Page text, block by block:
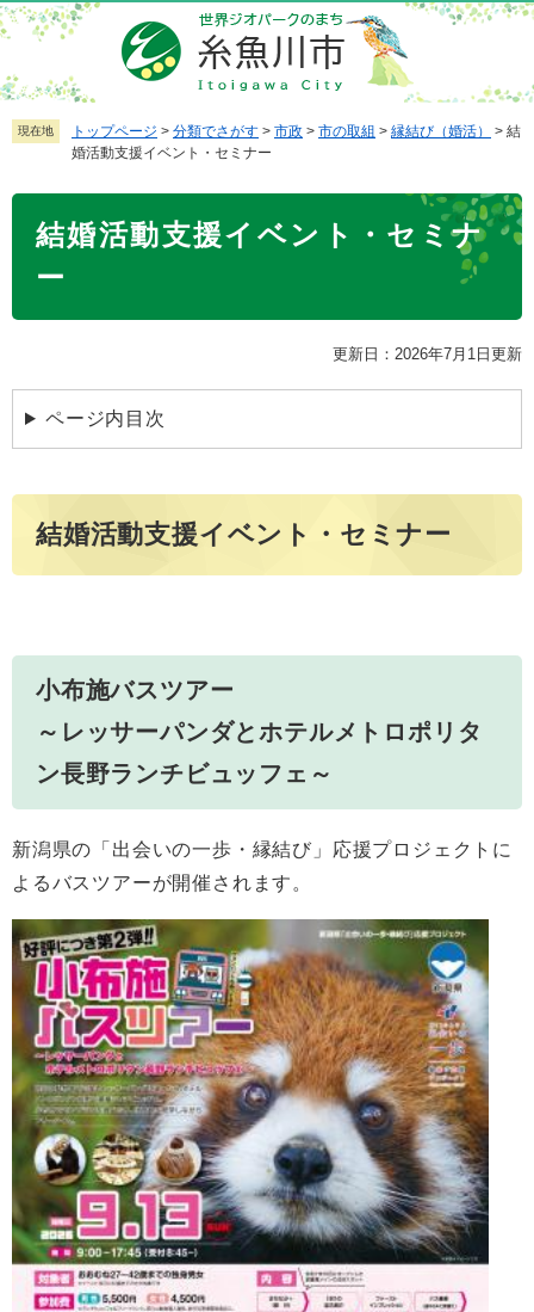
ペ
ー
ジ
の
先
メ
ニ
ュ
ー
を現在地 トップページ > 分類でさがす > 市政 > 市の取組 > 縁結び（婚活） > 結
婚活動支援イベント・セミナー
結婚活動支援イベント・セミナ
ー
更新日：2026年7月1日更新
ページ内目次
結婚活動支援イベント・セミナー
小布施バスツアー
～レッサーパンダとホテルメトロポリタ
ン長野ランチビュッフェ～
新潟県の「出会いの一歩・縁結び」応援プロジェクトに
よるバスツアーが開催されます。